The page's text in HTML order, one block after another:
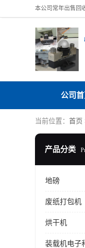
公司
当前位置： 首页
产品分类
地磅
废纸打包机
烘干机
装载机电子